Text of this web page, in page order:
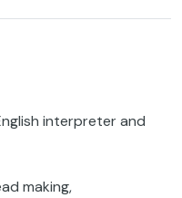
interpreter and
making,